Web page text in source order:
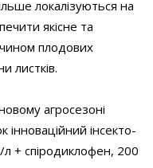
локалізуються на
якісне та
плодових
листків.
агросезоні
інноваційний інсекто-
+ спіродиклофен, 200